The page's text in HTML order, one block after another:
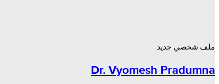
ملف شخصي جديد
Dr. Vyomesh Pradumna